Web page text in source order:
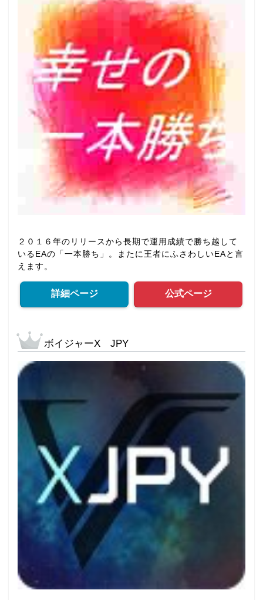
２０１６年のリリースから長期で運用成績で勝ち越して
いるEAの「一本勝ち」。またに王者にふさわしいEAと言
えます。
詳細ページ 公式ページ
ボイジャーX JPY